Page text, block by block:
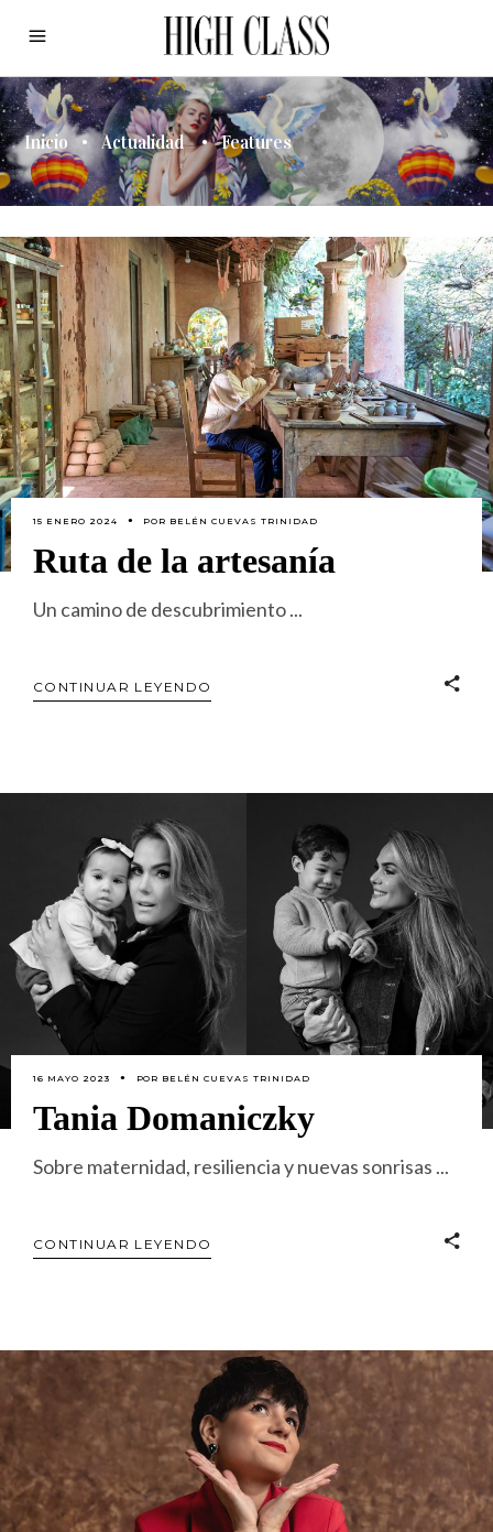
Inicio • Actualidad • Features
15 ENERO 2024 POR BELÉN CUEVAS TRINIDAD
Ruta de la artesanía
Un camino de descubrimiento
CONTINUAR LEYENDO
16 MAYO 2023 POR BELÉN CUEVAS TRINIDAD
Tania Domaniczky
Sobre maternidad, resiliencia y nuevas sonrisas
CONTINUAR LEYENDO